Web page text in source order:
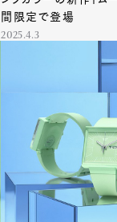
間限定で登場
2025.4.3